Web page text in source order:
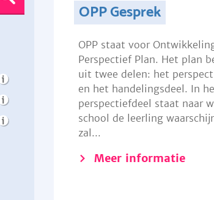
OPP Gesprek
OPP staat voor
Perspectief Plan. Het plan
uit twee delen: het
en het handelingsdeel. In
perspectiefdeel staat naar
school de leerling
zal...
Meer informatie